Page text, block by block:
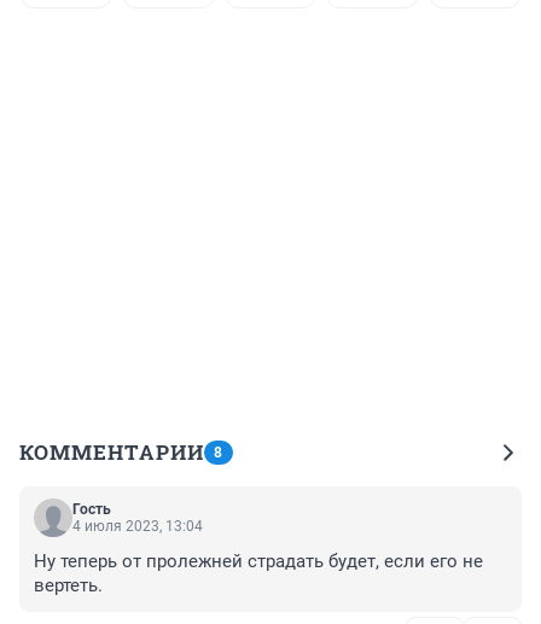
КОММЕНТАРИИ 8
Гость
4 июля 2023, 13:04
Ну теперь от пролежней страдать будет, если его не
вертеть.